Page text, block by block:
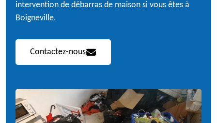
intervention de débarras de maison si vous êtes à
Boigneville.
Contactez-nous